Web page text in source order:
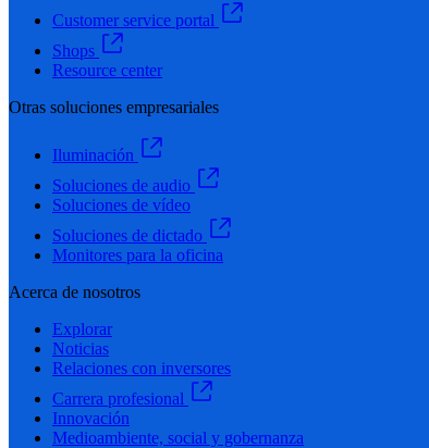
Customer service portal
Shops
Resource center
Otras soluciones empresariales
Iluminación
Soluciones de audio
Soluciones de vídeo
Soluciones de dictado
Monitores para la oficina
Acerca de nosotros
Explorar
Noticias
Relaciones con inversores
Carrera profesional
Innovación
Medioambiente, social y gobernanza